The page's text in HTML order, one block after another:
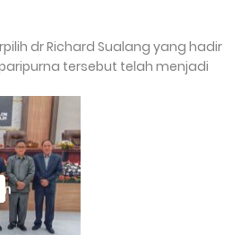
dr Richard Sualang yang hadir
tersebut telah menjadi